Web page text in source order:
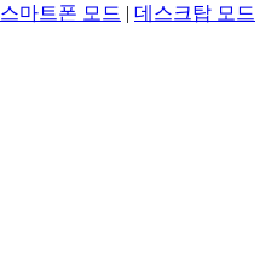
스마트폰 모드 | 데스크탑 모드